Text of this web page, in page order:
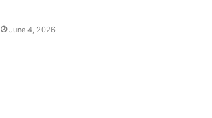
June 4, 2026